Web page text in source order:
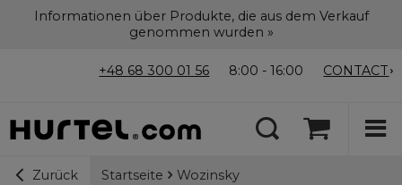
Informationen über Produkte, die aus dem Verkauf
genommen wurden »
+48 68 300 01 56 8:00 - 16:00 CONTACT
Zurück Startseite Wozinsky